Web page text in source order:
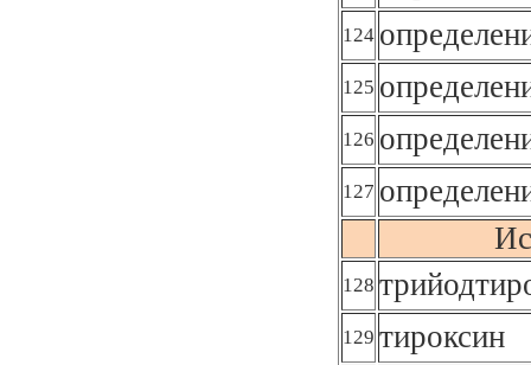
124
125
126
127
128
129 тироксин